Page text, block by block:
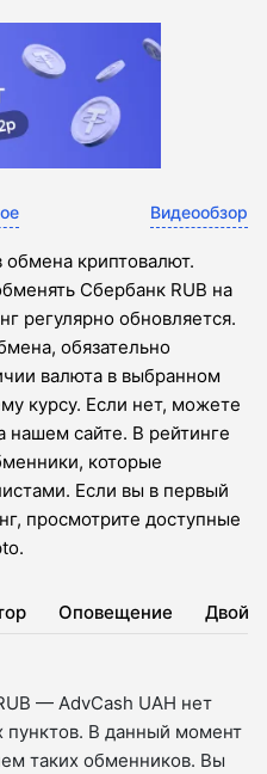
Видеообзор
криптовалют.
Сбербанк RUB на
регулярно обновляется.
обязательно
валюта в выбранном
курсу. Если нет, можете
нашем сайте. В рейтинге
которые
Если вы в первый
просмотрите доступные
Оповещение
— AdvCash UAH нет
В данный момент
таких обменников. Вы